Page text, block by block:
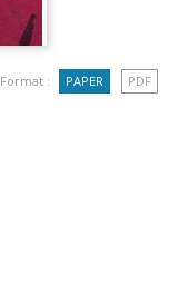
Format : PAPER PDF